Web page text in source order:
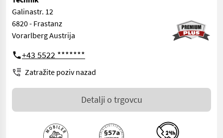
Galinastr. 12
6820 - Frastanz
Vorarlberg Austrija
+43 5522 *******
Zatražite poziv nazad
Detalji o trgovcu